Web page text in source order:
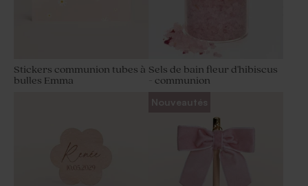
Stickers communion tubes à
bulles Emma
Sels de bain fleur d'hibiscus
- communion
Nouveautés